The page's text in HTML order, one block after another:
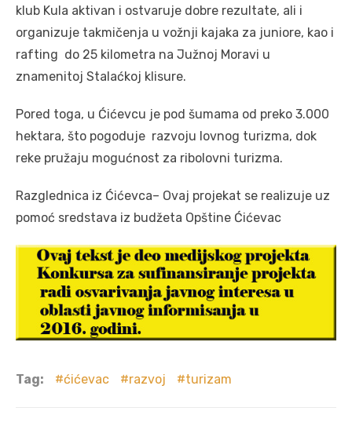
klub Kula aktivan i ostvaruje dobre rezultate, ali i
organizuje takmičenja u vožnji kajaka za juniore, kao i
rafting do 25 kilometra na Južnoj Moravi u
znamenitoj Stalaćkoj klisure.
Pored toga, u Ćićevcu je pod šumama od preko 3.000
hektara, što pogoduje razvoju lovnog turizma, dok
reke pružaju mogućnost za ribolovni turizma.
Razglednica iz Ćićevca– Ovaj projekat se realizuje uz
pomoć sredstava iz budžeta Opštine Ćićevac
Tag: ćićevac razvoj turizam